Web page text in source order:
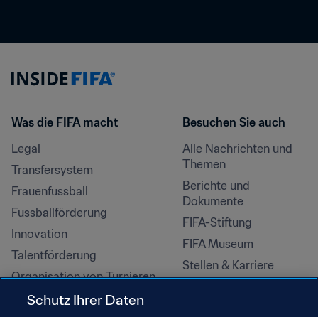
Was die FIFA macht
Legal
Transfersystem
Frauenfussball
Fussballförderung
Innovation
Talentförderung
Organisation von Turnieren
Nachhaltigkeit
Besuchen Sie auch
Alle Nachrichten und
Themen
Berichte und
Dokumente
FIFA-Stiftung
FIFA Museum
Stellen & Karriere
Schutz Ihrer Daten